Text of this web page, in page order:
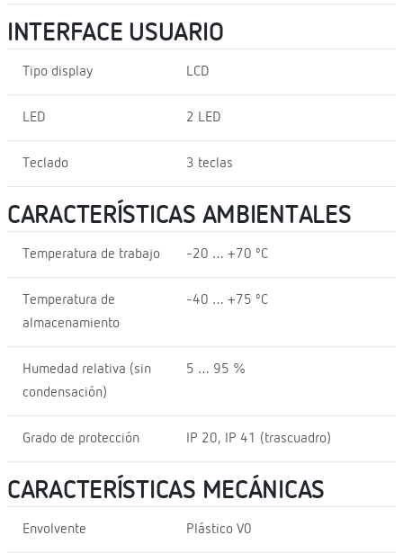
INTERFACE USUARIO
Tipo display LCD
LED 2 LED
Teclado 3 teclas
CARACTERÍSTICAS AMBIENTALES
Temperatura de trabajo -20 … +70 ºC
Temperatura de
almacenamiento
-40 … +75 ºC
Humedad relativa (sin
condensación)
5 … 95 %
Grado de protección IP 20, IP 41 (trascuadro)
CARACTERÍSTICAS MECÁNICAS
Envolvente Plástico V0